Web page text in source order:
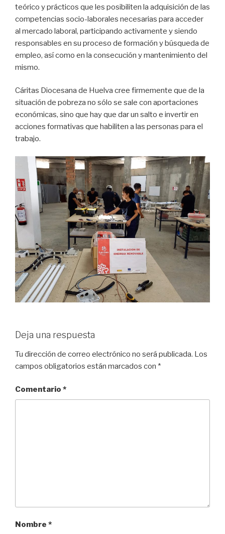
teórico y prácticos que les posibiliten la adquisición de las
competencias socio-laborales necesarias para acceder
al mercado laboral, participando activamente y siendo
responsables en su proceso de formación y búsqueda de
empleo, así como en la consecución y mantenimiento del
mismo.
Cáritas Diocesana de Huelva cree firmemente que de la
situación de pobreza no sólo se sale con aportaciones
económicas, sino que hay que dar un salto e invertir en
acciones formativas que habiliten a las personas para el
trabajo.
Deja una respuesta
Tu dirección de correo electrónico no será publicada. Los
campos obligatorios están marcados con *
Comentario *
Nombre *